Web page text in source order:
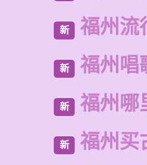
新 福州流
新 福州唱
新 福州哪
新 福州买